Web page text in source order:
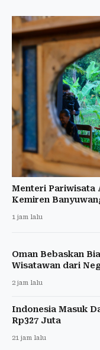
Menteri Pariwisata
Kemiren
1 jam lalu
Oman Bebaskan
Wisatawan dari
2 jam lalu
Indonesia Masuk
Rp327 Juta
21 jam lalu